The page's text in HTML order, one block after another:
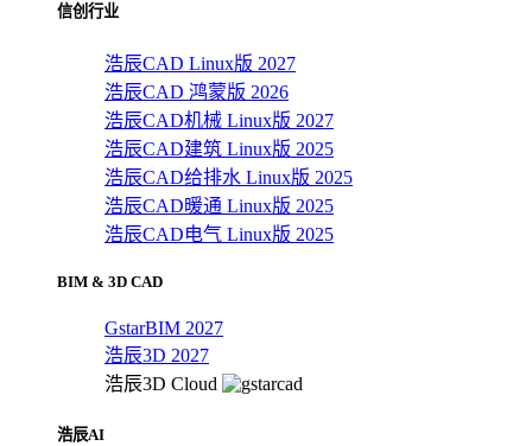
信创行业
浩辰CAD Linux版 2027
浩辰CAD 鸿蒙版 2026
浩辰CAD机械 Linux版 2027
浩辰CAD建筑 Linux版 2025
浩辰CAD给排水 Linux版 2025
浩辰CAD暖通 Linux版 2025
浩辰CAD电气 Linux版 2025
BIM & 3D CAD
GstarBIM 2027
浩辰3D 2027
浩辰3D Cloud
浩辰AI